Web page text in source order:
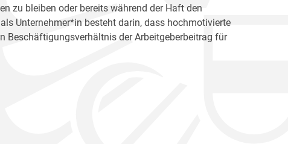
zu bleiben oder bereits während der Haft den
Unternehmer*in besteht darin, dass hochmotivierte
Beschäftigungsverhältnis der Arbeitgeberbeitrag für